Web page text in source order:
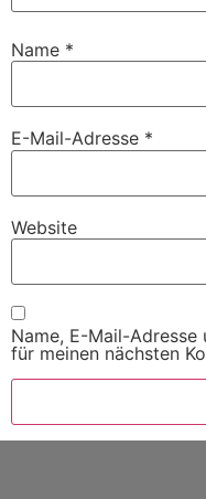
Name *
E-Mail-Adresse *
Website
Name, E-Mail-
für meinen nächsten